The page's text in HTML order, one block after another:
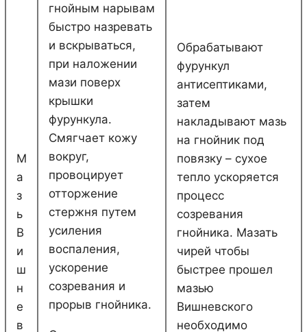
М
а
з
ь
В
и
ш
н
е
в
гнойным нарывам
быстро назревать
и вскрываться,
при наложении
мази поверх
крышки
фурункула.
Смягчает кожу
вокруг,
провоцирует
отторжение
стержня путем
усиления
воспаления,
ускорение
созревания и
прорыв гнойника.
Обрабатывают
фурункул
антисептиками,
затем
накладывают мазь
на гнойник под
повязку – сухое
тепло ускоряется
процесс
созревания
гнойника. Мазать
чирей чтобы
быстрее прошел
мазью
Вишневского
необходимо